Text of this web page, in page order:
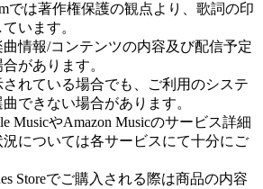
では著作権保護の観点より、歌詞の印
います。
情報/コンテンツの内容及び配信予定
があります。
れている場合でも、ご利用のシステ
できない場合があります。
MusicやAmazon Musicのサービス詳細
については各サービスにて十分にご
Storeでご購入される際は商品の内容